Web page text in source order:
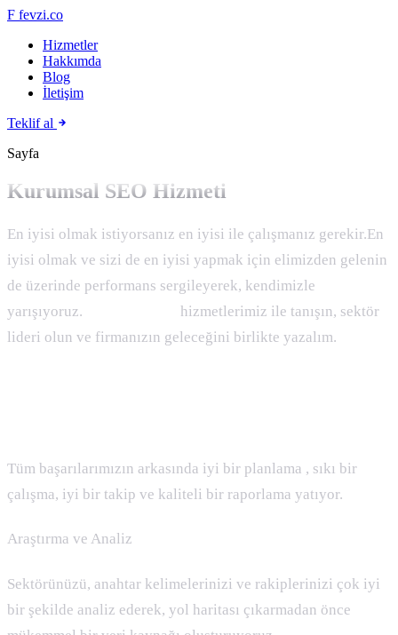
F fevzi.co
Hizmetler
Hakkımda
Blog
İletişim
Teklif al
Sayfa
Kurumsal SEO Hizmeti
En iyisi olmak istiyorsanız en iyisi ile çalışmanız gerekir.En
iyisi olmak ve sizi de en iyisi yapmak için elimizden gelenin
de üzerinde performans sergileyerek, kendimizle
yarışıyoruz.
hizmetlerimiz ile tanışın, sektör
lideri olun ve firmanızın geleceğini birlikte yazalım.
Tüm başarılarımızın arkasında iyi bir planlama , sıkı bir
çalışma, iyi bir takip ve kaliteli bir raporlama yatıyor.
Araştırma ve Analiz
Sektörünüzü, anahtar kelimelerinizi ve rakiplerinizi çok iyi
bir şekilde analiz ederek, yol haritası çıkarmadan önce